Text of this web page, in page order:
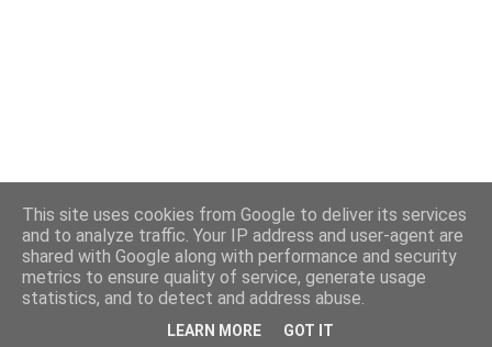
This site uses cookies from Google to deliver its services
and to analyze traffic. Your IP address and user-agent are
shared with Google along with performance and security
metrics to ensure quality of service, generate usage
statistics, and to detect and address abuse.
LEARN MORE GOT IT